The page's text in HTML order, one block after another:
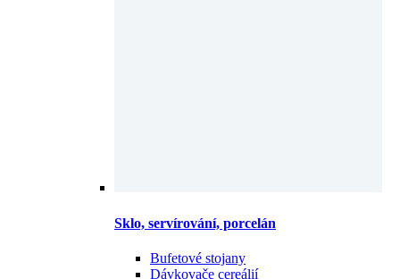
Sklo, servírování, porcelán
Bufetové stojany
Dávkovače cereálií